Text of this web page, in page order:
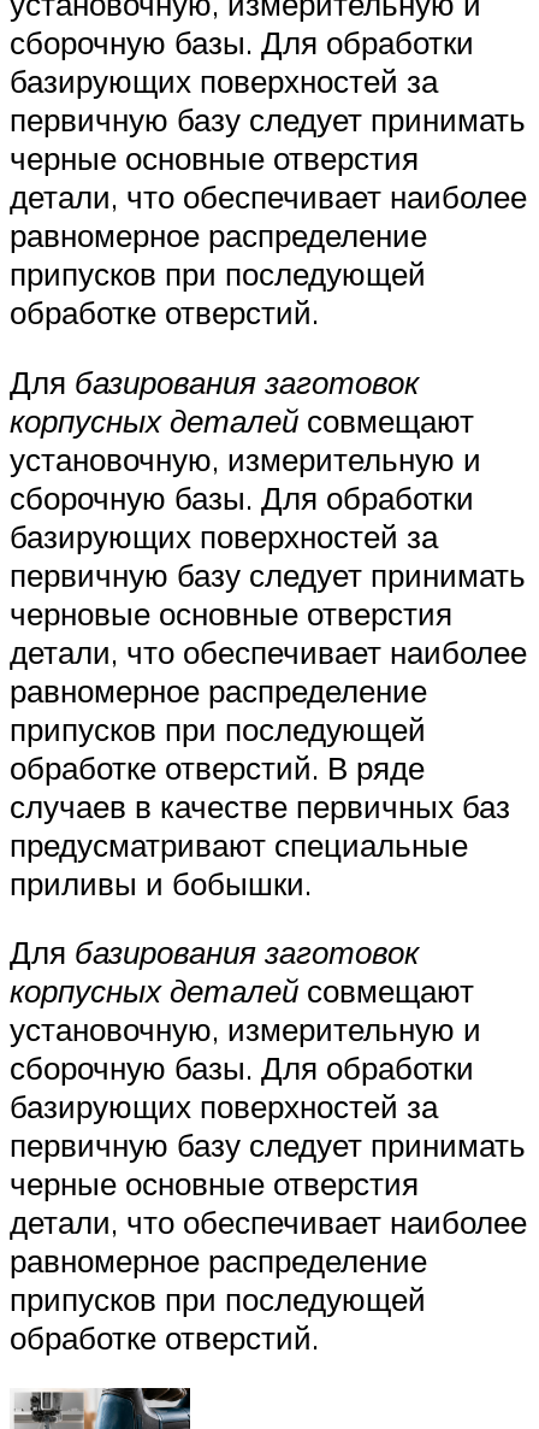
сборочную базы. Для обработки
базирующих поверхностей за
первичную базу следует принимать
черные основные отверстия
детали, что обеспечивает наиболее
равномерное распределение
припусков при последующей
обработке отверстий.
Для базирования заготовок
корпусных деталей совмещают
установочную, измерительную и
сборочную базы. Для обработки
базирующих поверхностей за
первичную базу следует принимать
черновые основные отверстия
детали, что обеспечивает наиболее
равномерное распределение
припусков при последующей
обработке отверстий. В ряде
случаев в качестве первичных баз
предусматривают специальные
приливы и бобышки.
Для базирования заготовок
корпусных деталей совмещают
установочную, измерительную и
сборочную базы. Для обработки
базирующих поверхностей за
первичную базу следует принимать
черные основные отверстия
детали, что обеспечивает наиболее
равномерное распределение
припусков при последующей
обработке отверстий.